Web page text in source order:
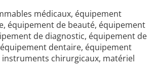
médicaux, équipement
équipement de beauté, équipement
de diagnostic, équipement de
dentaire, équipement
chirurgicaux, matériel